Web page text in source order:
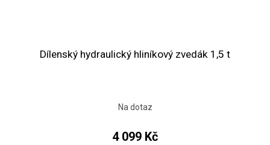
Dílenský hydraulický hliníkový zvedák 1,5 t
Na dotaz
4 099 Kč